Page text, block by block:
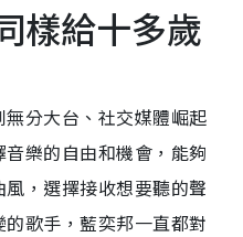
a
i
n
g
e
n
樣給十多歲
分大台、社交媒體崛起
樂的自由和機會，能夠
，選擇接收想要聽的聲
歌手，藍奕邦一直都對